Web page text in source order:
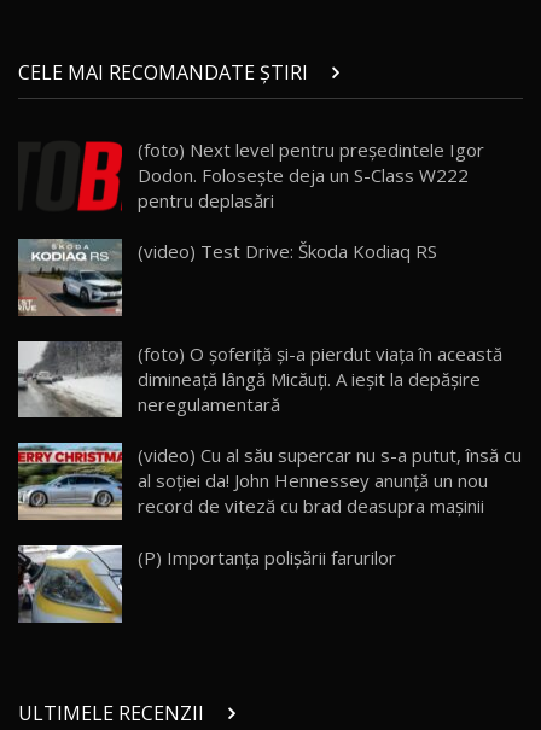
21
AutoBlog.MD
16:59
Noua Mazda 6e / Test Drive AutoBlog.MD
26:59
23
Lynk & Co 01 / Test Drive AutoBlog.MD
25:19
24
Van Electric Testat în Moldova / AutoBlog.MD
26:38
25
mai Exclusiv și Puternic Defender Testat în
Moldova
32:21
26
AutoBlog.MD
10:57
Noul Geely Monjaro 2025! Mai ieftin și mai
CELE MAI RECOMANDATE ȘTIRI
(foto) Next level pentru preşedintele Igor
Dodon. Foloseşte deja un S-Class W222
pentru deplasări
(video) Test Drive: Škoda Kodiaq RS
(foto) O şoferiţă şi-a pierdut viaţa în această
dimineaţă lângă Micăuţi. A ieşit la depăşire
neregulamentară
(video) Cu al său supercar nu s-a putut, însă cu
al soţiei da! John Hennessey anunţă un nou
record de viteză cu brad deasupra maşinii
(P) Importanța polişării farurilor
ULTIMELE RECENZII